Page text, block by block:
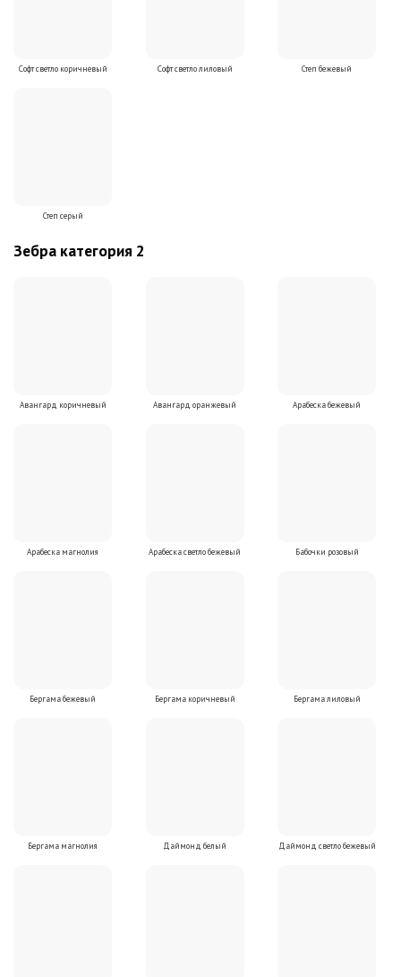
Софт светло коричневый Софт светло лиловый Степ бежевый
Степ серый
Зебра категория 2
Авангард коричневый Авангард оранжевый Арабеска бежевый
Арабеска магнолия Арабеска светло бежевый Бабочки розовый
Бергама бежевый Бергама коричневый Бергама лиловый
Бергама магнолия Даймонд белый Даймонд светло бежевый